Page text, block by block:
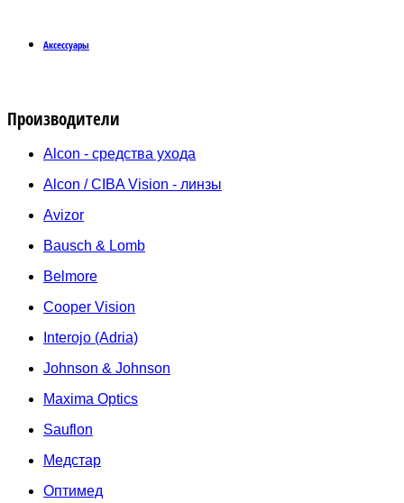
Аксессуары
Производители
Alcon - средства ухода
Alcon / CIBA Vision - линзы
Avizor
Bausch & Lomb
Belmore
Cooper Vision
Interojo (Adria)
Johnson & Johnson
Maxima Optics
Sauflon
Медстар
Оптимед